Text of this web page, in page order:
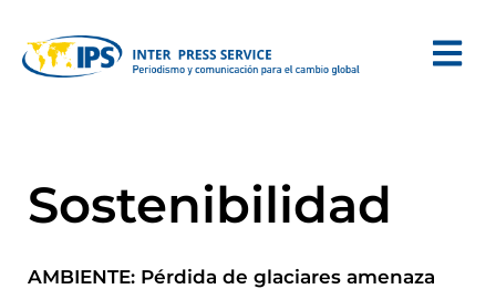
Sostenibilidad
AMBIENTE: Pérdida de glaciares amenaza